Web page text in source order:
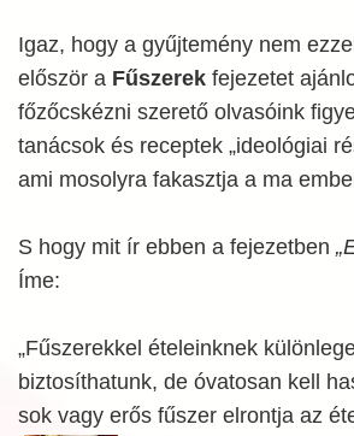
Igaz, hogy a gyűjtemény nem
először a Fűszerek fejezetet
főzőcskézni szerető olvasóink
tanácsok és receptek „ideológiai
ami mosolyra fakasztja a ma
S hogy mit ír ebben a fejezetben
Íme:
„Fűszerekkel ételeinknek
biztosíthatunk, de óvatosan kell
sok vagy erős fűszer elrontja az